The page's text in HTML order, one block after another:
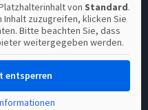
von Standard.
Inhalt zuzugreifen, klicken Sie
Bitte beachten Sie, dass
weitergegeben werden.
entsperren